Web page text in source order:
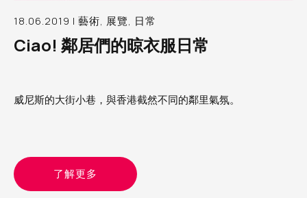
18.06.2019 | 藝術, 展覽, 日常
Ciao! 鄰居們的晾衣服日常
威尼斯的大街小巷，與香港截然不同的鄰里氣氛。
了解更多